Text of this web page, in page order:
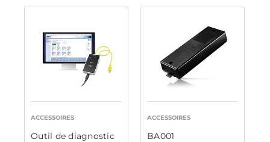
ACCESSOIRES
Outil de diagnostic
ACCESSOIRES
BA001